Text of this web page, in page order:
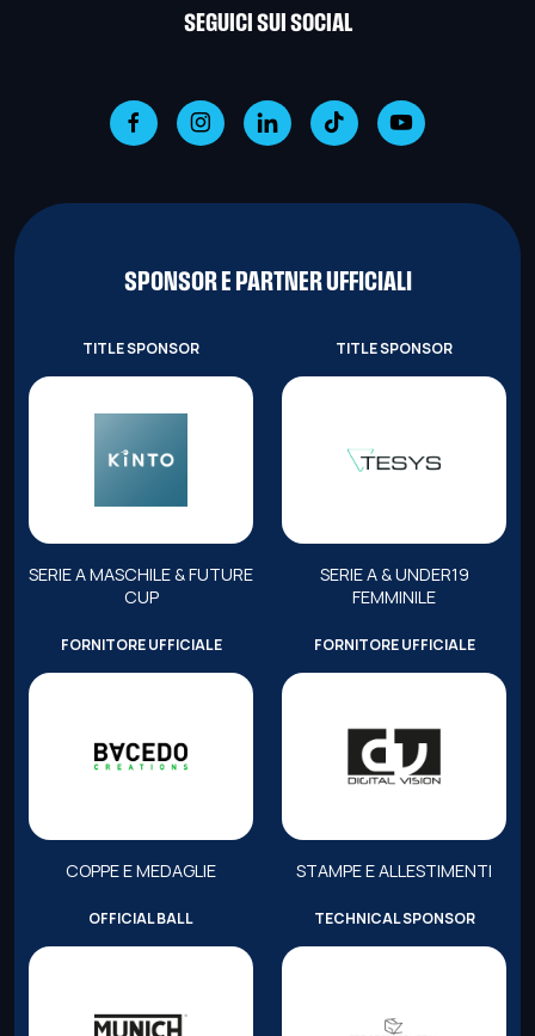
SEGUICI SUI SOCIAL
SPONSOR E PARTNER UFFICIALI
TITLE SPONSOR
SERIE A MASCHILE & FUTURE
CUP
TITLE SPONSOR
SERIE A & UNDER19
FEMMINILE
FORNITORE UFFICIALE
COPPE E MEDAGLIE
FORNITORE UFFICIALE
STAMPE E ALLESTIMENTI
OFFICIAL BALL TECHNICAL SPONSOR